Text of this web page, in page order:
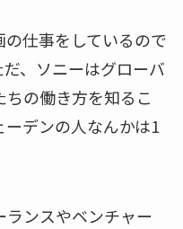
仕事をしているので
、ソニーはグローバ
の働き方を知るこ
デンの人なんかは1
ンスやベンチャー